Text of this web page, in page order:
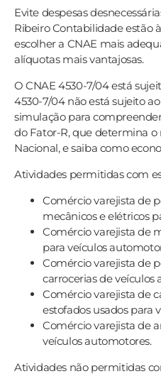
Evite despesas
Ribeiro Contabilidade estão
escolher a CNAE mais
alíquotas mais vantajosas.
O CNAE 4530-7/04 está
4530-7/04 não está sujeito
simulação para
do Fator-R, que determina
Nacional, e saiba como
Atividades permitidas com
Comércio varejista de
mecânicos e elétricos
Comércio varejista de
para veículos
Comércio varejista de
carrocerias de veículos
Comércio varejista de
estofados usados para
Comércio varejista de
veículos automotores.
Atividades não permitidas